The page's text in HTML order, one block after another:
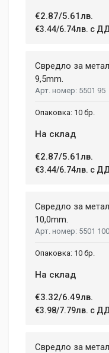
€2.87/5.61лв.
€3.44/6.74лв. с
Свредло за
9,5mm.
5501 95
10 бр.
На склад
€2.87/5.61лв.
€3.44/6.74лв. с
Свредло за
10,0mm.
5501 100
10 бр.
На склад
€3.32/6.49лв.
€3.98/7.79лв. с
Свредло за